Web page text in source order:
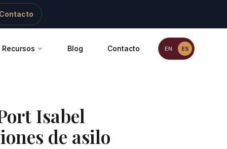
Recursos Blog Contacto ES
EN
Isabel
de asilo